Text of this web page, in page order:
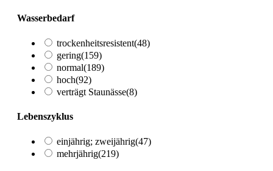
Wasserbedarf
trockenheitsresistent(48)
gering(159)
normal(189)
hoch(92)
verträgt Staunässe(8)
Lebenszyklus
einjährig; zweijährig(47)
mehrjährig(219)